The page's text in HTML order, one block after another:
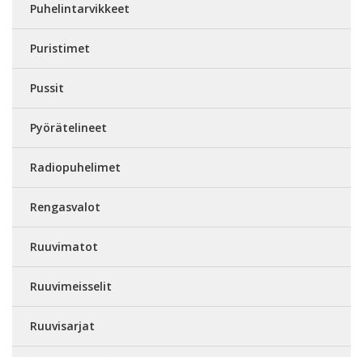
Puhelintarvikkeet
Puristimet
Pussit
Pyörätelineet
Radiopuhelimet
Rengasvalot
Ruuvimatot
Ruuvimeisselit
Ruuvisarjat